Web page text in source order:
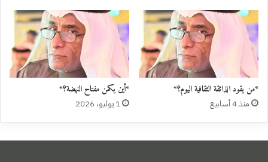
*من يقود الذائقة الثقافية اليوم؟*
منذ 4 أسابيع
*أين يكمن مفتاح النهضة؟*
1 يوليو، 2026